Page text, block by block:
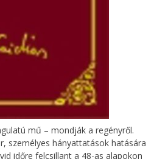
mű – mondják a regényről.
személyes hányattatások hatására
időre felcsillant a 48-as alapokon